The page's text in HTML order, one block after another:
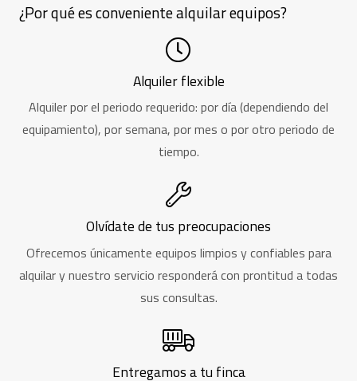
¿Por qué es conveniente alquilar equipos?
Alquiler flexible
Alquiler por el periodo requerido: por día (dependiendo del
equipamiento), por semana, por mes o por otro periodo de
tiempo.
Olvídate de tus preocupaciones
Ofrecemos únicamente equipos limpios y confiables para
alquilar y nuestro servicio responderá con prontitud a todas
sus consultas.
Entregamos a tu finca